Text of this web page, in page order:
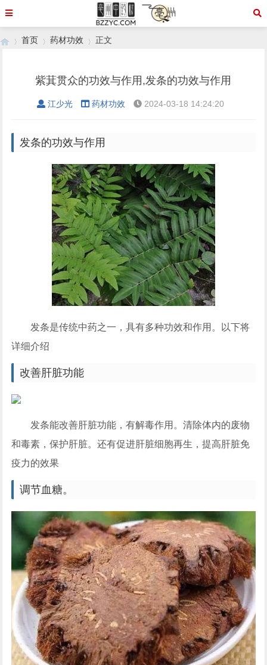
首页 药材功效 正文
紫萁贯众的功效与作用,发条的功效与作用
江少光 药材功效 2024-03-18 14:24:20
发条的功效与作用
发条是传统中药之一，具有多种功效和作用。以下将
详细介绍
改善肝脏功能
发条能改善肝脏功能，有解毒作用。清除体内的废物
和毒素，保护肝脏。还有促进肝脏细胞再生，提高肝脏免
疫力的效果
调节血糖。